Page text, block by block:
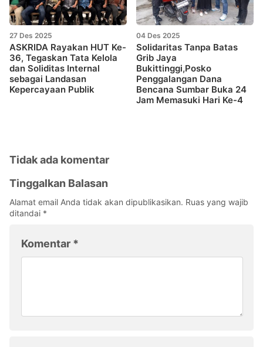
27 Des 2025
ASKRIDA Rayakan HUT Ke-
36, Tegaskan Tata Kelola
dan Soliditas Internal
sebagai Landasan
Kepercayaan Publik
04 Des 2025
Solidaritas Tanpa Batas
Grib Jaya
Bukittinggi,Posko
Penggalangan Dana
Bencana Sumbar Buka 24
Jam Memasuki Hari Ke-4
Tidak ada komentar
Tinggalkan Balasan
Alamat email Anda tidak akan dipublikasikan. Ruas yang wajib
ditandai *
Komentar *